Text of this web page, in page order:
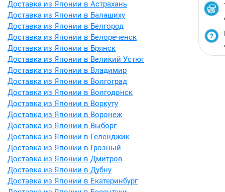
Доставка из Японии в Астрахань
Доставка из Японии в Балашиху
Доставка из Японии в Белгород
Доставка из Японии в Белореченск
Доставка из Японии в Брянск
Доставка из Японии в Великий Устюг
Доставка из Японии в Владимир
Доставка из Японии в Волгоград
Доставка из Японии в Волгодонск
Доставка из Японии в Воркуту
Доставка из Японии в Воронеж
Доставка из Японии в Выборг
Доставка из Японии в Геленджик
Доставка из Японии в Грозный
Доставка из Японии в Дмитров
Доставка из Японии в Дубну
Доставка из Японии в Екатеринбург